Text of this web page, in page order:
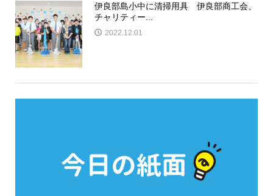
伊良部島小中に清掃用具 伊良部商工会、
チャリティー...
2022.12.01